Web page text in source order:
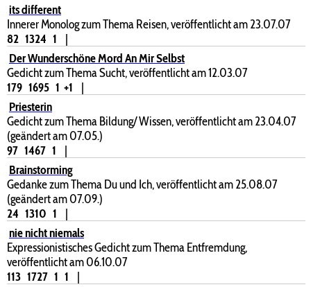
its different
Innerer Monolog zum Thema Reisen, veröffentlicht am 23.07.07
82 1324 1
|
Der Wunderschöne Mord An Mir Selbst
Gedicht zum Thema Sucht, veröffentlicht am 12.03.07
179 1695 1 +1
|
Priesterin
Gedicht zum Thema Bildung/ Wissen, veröffentlicht am 23.04.07
(geändert am 07.05.)
97 1467 1
|
Brainstorming
Gedanke zum Thema Du und Ich, veröffentlicht am 25.08.07
(geändert am 07.09.)
24 1310 1
|
nie nicht niemals
Expressionistisches Gedicht zum Thema Entfremdung,
veröffentlicht am 06.10.07
113 1727 1 1
|